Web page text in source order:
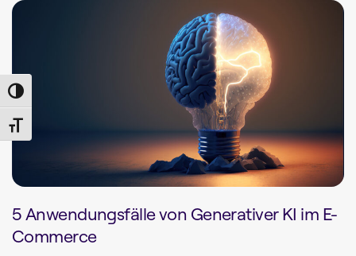
Toggle High Contrast
Toggle Font size
5 Anwendungsfälle von Generativer KI im E-
Commerce